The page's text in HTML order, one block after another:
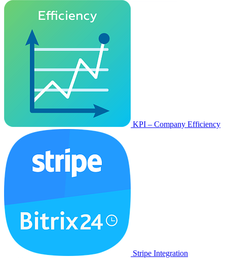
KPI – Company Efficiency
Stripe Integration